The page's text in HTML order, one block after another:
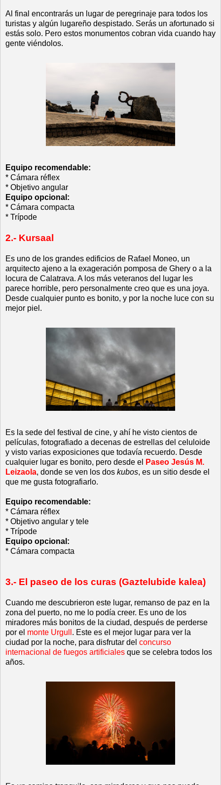
Al final encontrarás un lugar de peregrinaje para todos los
turistas y algún lugareño despistado. Serás un afortunado si
estás solo. Pero estos monumentos cobran vida cuando hay
gente viéndolos.
Equipo recomendable:
* Cámara réflex
* Objetivo angular
Equipo opcional:
* Cámara compacta
* Trípode
2.- Kursaal
Es uno de los grandes edificios de Rafael Moneo, un
arquitecto ajeno a la exageración pomposa de Ghery o a la
locura de Calatrava. A los más veteranos del lugar les
parece horrible, pero personalmente creo que es una joya.
Desde cualquier punto es bonito, y por la noche luce con su
mejor piel.
Es la sede del festival de cine, y ahí he visto cientos de
películas, fotografiado a decenas de estrellas del celuloide
y visto varias exposiciones que todavía recuerdo. Desde
cualquier lugar es bonito, pero desde el
Paseo Jesús M.
Leizaola, donde se ven los dos kubos, es un sitio desde el
que me gusta fotografiarlo.
Equipo recomendable:
* Cámara réflex
* Objetivo angular y tele
* Trípode
Equipo opcional:
* Cámara compacta
3.- El paseo de los curas (Gaztelubide kalea)
Cuando me descubrieron este lugar, remanso de paz en la
zona del puerto, no me lo podía creer. Es uno de los
miradores más bonitos de la ciudad, después de perderse
por el monte Urgull . Este es el mejor lugar para ver la
ciudad por la noche, para disfrutar del concurso
internacional de fuegos artificiales que se celebra todos los
años.